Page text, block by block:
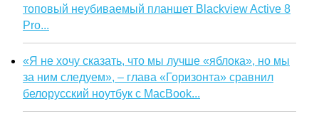
топовый неубиваемый планшет Blackview Active 8
Pro...
«Я не хочу сказать, что мы лучше «яблока», но мы
за ним следуем», – глава «Горизонта» сравнил
белорусский ноутбук с MacBook...